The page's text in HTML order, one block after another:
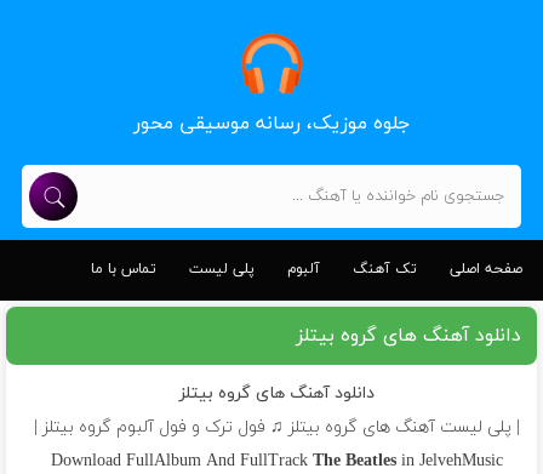
جلوه موزیک، رسانه موسیقی محور
صفحه اصلی تک آهنگ آلبوم پلی لیست تماس با ما
دانلود آهنگ های گروه بیتلز
دانلود آهنگ های گروه بیتلز
| پلی لیست آهنگ های گروه بیتلز ♫ فول ترک و فول آلبوم گروه بیتلز |
Download FullAlbum And FullTrack The Beatles in JelvehMusic